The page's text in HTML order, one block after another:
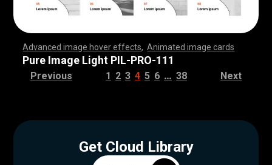
Advanced image hover effects ,Animated image cards
,,,,,,,,,,,,,,,,,,,,,,,,,,,,,,,,, ,,,,,,,,,,,,,,,,,,,,,,,,,
,,,,,,,,,,,,,,,,,,,,,,,,,,,,,,,,, ,,,,,,,,,,,,,,,,,,,,,,,,,
,,,,,,,,,,,,,,,,,,,,,,,,,,,,,,,,, ,,,,,,,,,,,,,,,,,,,,,,,
Pure Image Light PIL-PRO-111
Previous 1 2 3 4 5 6 … 38 Next
Get Cloud Library